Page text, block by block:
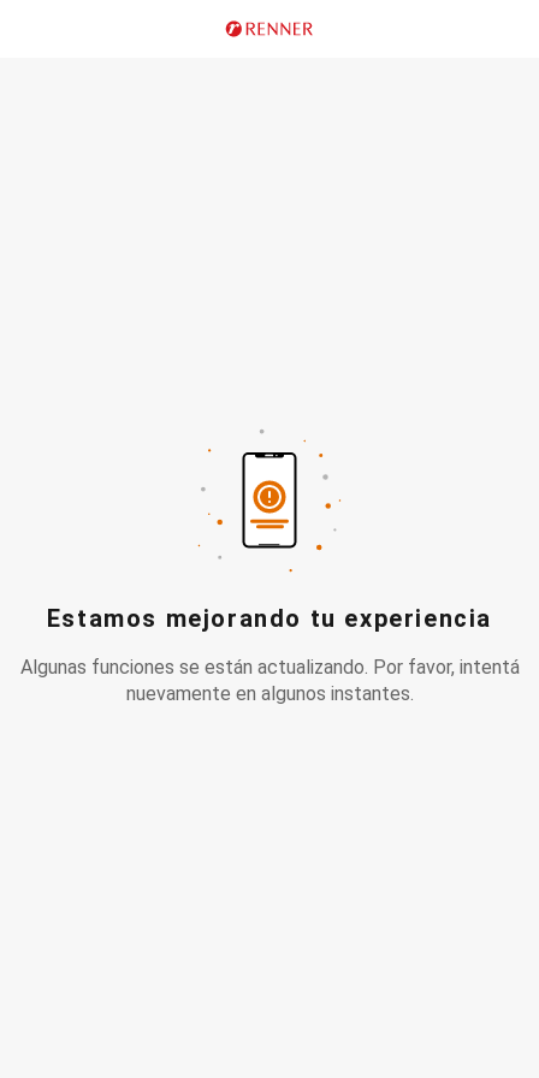
Estamos mejorando tu experiencia
Algunas funciones se están actualizando. Por favor, intentá
nuevamente en algunos instantes.